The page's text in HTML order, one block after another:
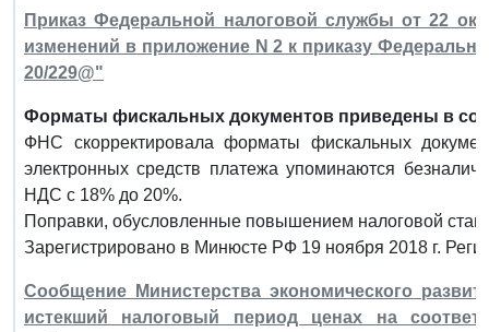
Приказ Федеральной налоговой службы от 22
изменений в приложение N 2 к приказу
20/229@"
Форматы фискальных документов приведены в
ФНС скорректировала форматы фискальных
электронных средств платежа упоминаются
НДС с 18% до 20%.
Поправки, обусловленные повышением налоговой
Зарегистрировано в Минюсте РФ 19 ноября 2018 г.
Сообщение Министерства экономического
истекший налоговый период ценах на